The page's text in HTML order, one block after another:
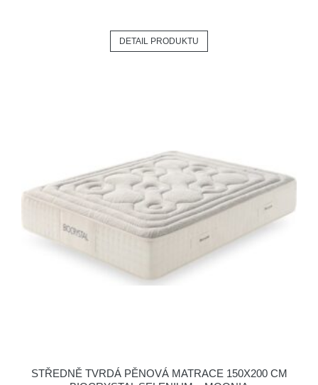
DETAIL PRODUKTU
STŘEDNĚ TVRDÁ PĚNOVÁ MATRACE 150X200 CM